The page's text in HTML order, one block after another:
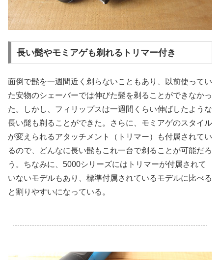
長い髭やモミアゲも剃れるトリマー付き
面倒で髭を一週間近く剃らないこともあり、以前使ってい
た安物のシェーバーでは伸びた髭を剃ることができなかっ
た。しかし、フィリップスは一週間くらい伸ばしたような
長い髭も剃ることができた。さらに、モミアゲのスタイル
が変えられるアタッチメント（トリマー）も付属されてい
るので、どんなに長い髭もこれ一台で剃ることが可能だろ
う。ちなみに、5000シリーズにはトリマーが付属されて
いないモデルもあり、標準付属されているモデルに比べる
と割りやすいになっている。